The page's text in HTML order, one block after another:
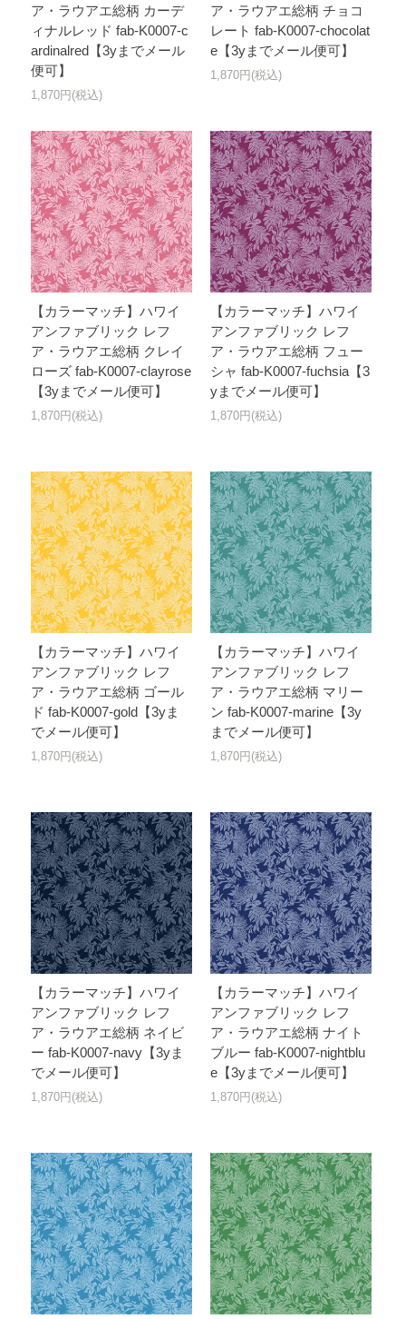
ア・ラウアエ総柄 カーデ
ィナルレッド fab-K0007-c
ardinalred【3yまでメール
便可】
1,870円(税込)
ア・ラウアエ総柄 チョコ
レート fab-K0007-chocolat
e【3yまでメール便可】
1,870円(税込)
【カラーマッチ】ハワイ
アンファブリック レフ
ア・ラウアエ総柄 クレイ
ローズ fab-K0007-clayrose
【3yまでメール便可】
1,870円(税込)
【カラーマッチ】ハワイ
アンファブリック レフ
ア・ラウアエ総柄 フュー
シャ fab-K0007-fuchsia【3
yまでメール便可】
1,870円(税込)
【カラーマッチ】ハワイ
アンファブリック レフ
ア・ラウアエ総柄 ゴール
ド fab-K0007-gold【3yま
でメール便可】
1,870円(税込)
【カラーマッチ】ハワイ
アンファブリック レフ
ア・ラウアエ総柄 マリー
ン fab-K0007-marine【3y
までメール便可】
1,870円(税込)
【カラーマッチ】ハワイ
アンファブリック レフ
ア・ラウアエ総柄 ネイビ
ー fab-K0007-navy【3yま
でメール便可】
1,870円(税込)
【カラーマッチ】ハワイ
アンファブリック レフ
ア・ラウアエ総柄 ナイト
ブルー fab-K0007-nightblu
e【3yまでメール便可】
1,870円(税込)